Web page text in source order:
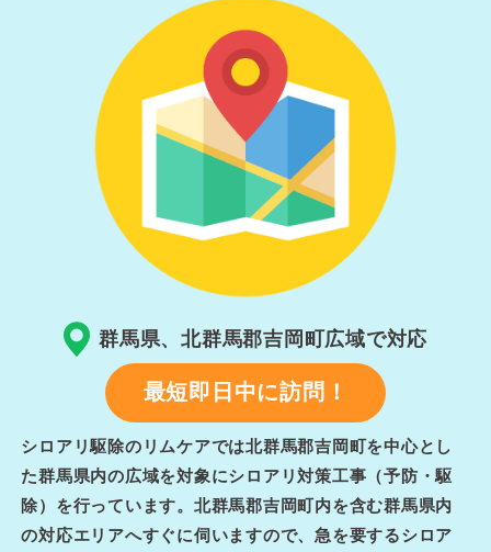
群馬県、北群馬郡吉岡町広域で対応
最短即日中に訪問！
シロアリ駆除のリムケアでは北群馬郡吉岡町を中心とし
た群馬県内の広域を対象にシロアリ対策工事（予防・駆
除）を行っています。北群馬郡吉岡町内を含む群馬県内
の対応エリアへすぐに伺いますので、急を要するシロア